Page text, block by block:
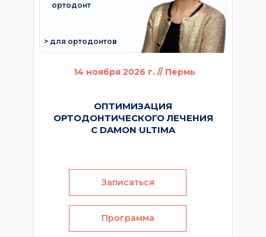
14 ноября 2026 г. // Пермь
ОПТИМИЗАЦИЯ
ОРТОДОНТИЧЕСКОГО ЛЕЧЕНИЯ
С DAMON ULTIMA
Программа
Записаться
ортодонт
> для ортодонтов